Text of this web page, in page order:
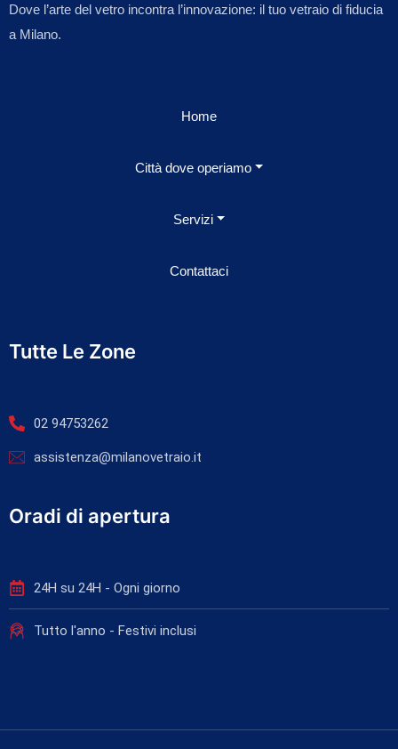
Dove l’arte del vetro incontra l’innovazione: il tuo vetraio di fiducia
a Milano.
Home
Città dove operiamo
Servizi
Contattaci
Tutte Le Zone
02 94753262
assistenza@milanovetraio.it
Oradi di apertura
24H su 24H - Ogni giorno
Tutto l'anno - Festivi inclusi